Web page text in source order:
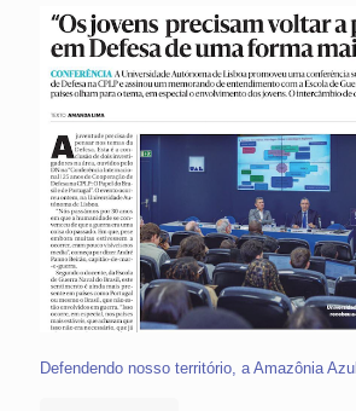
Defendendo nosso território, a Amazônia Azul